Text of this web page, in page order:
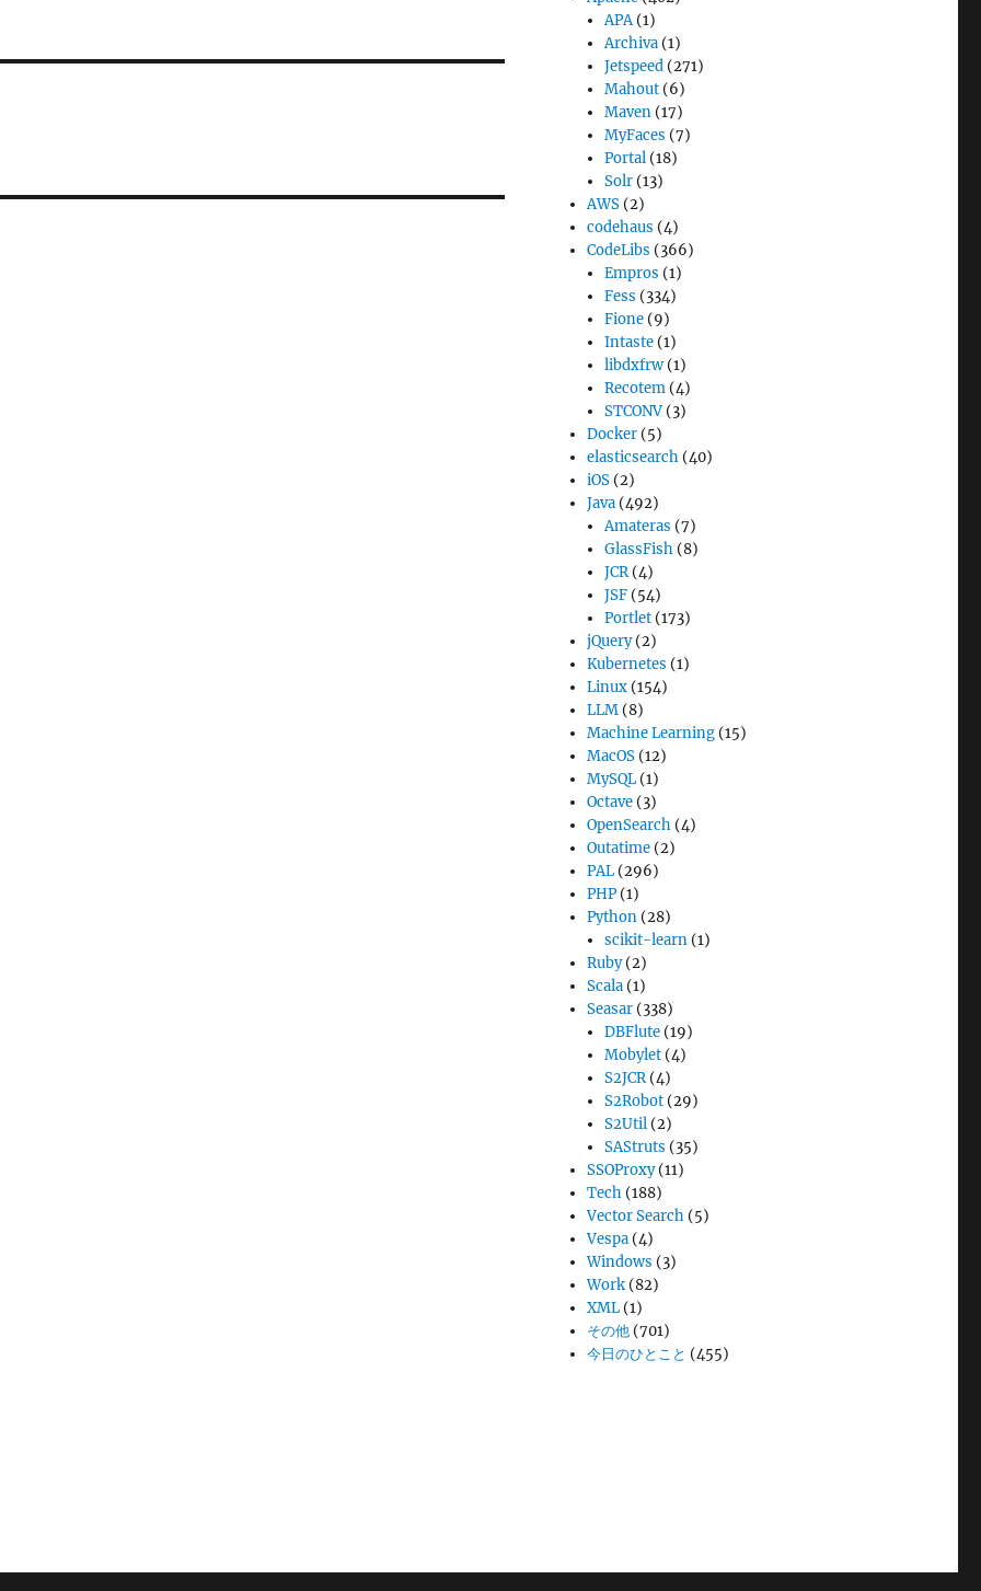
APA(1)
Archiva (1)
Jetspeed (271)
Mahout (6)
Maven (17)
MyFaces (7)
Portal (18)
Solr (13)
AWS (2)
codehaus (4)
CodeLibs (366)
Empros (1)
Fess (334)
Fione (9)
Intaste (1)
libdxfrw (1)
Recotem (4)
STCONV (3)
Docker (5)
elasticsearch (40)
iOS (2)
Java (492)
Amateras (7)
GlassFish (8)
JCR(4)
JSF (54)
Portlet (173)
jQuery(2)
Kubernetes (1)
Linux (154)
LLM (8)
Machine Learning (15)
MacOS (12)
MySQL (1)
Octave (3)
OpenSearch (4)
Outatime (2)
PAL (296)
PHP (1)
Python (28)
scikit-learn (1)
Ruby(2)
Scala (1)
Seasar (338)
DBFlute (19)
Mobylet (4)
S2JCR(4)
S2Robot (29)
S2Util (2)
SAStruts (35)
SSOProxy(11)
Tech (188)
Vector Search (5)
Vespa (4)
Windows (3)
Work (82)
XML (1)
その他 (701)
今日のひとこと (455)